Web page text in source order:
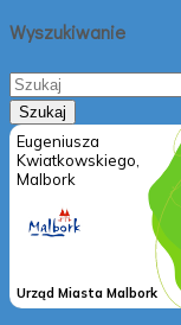
Wyszukiwanie